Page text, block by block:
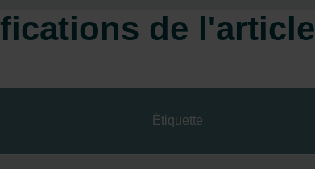
de l'article
Étiquette